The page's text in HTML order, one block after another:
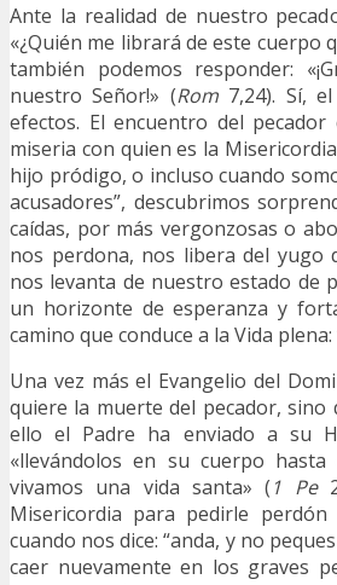
Ante la realidad de nuestro
«¿Quién me librará de este cuerpo
también podemos responder:
nuestro Señor!» (Rom7,24). Sí,
efectos. El encuentro del
miseria con quien es la
hijo pródigo, o incluso cuando
acusadores”, descubrimos
caídas, por más vergonzosas o
nos perdona, nos libera del yugo
nos levanta de nuestro estado de
un horizonte de esperanza y
camino que conduce a la Vida
Una vez más el Evangelio del
quiere la muerte del pecador, sino
ello el Padre ha enviado a su
«llevándolos en su cuerpo
vivamos una vida santa» ( 1 Pe
Misericordia para pedirle
cuando nos dice: “anda, y no
caer nuevamente en los graves